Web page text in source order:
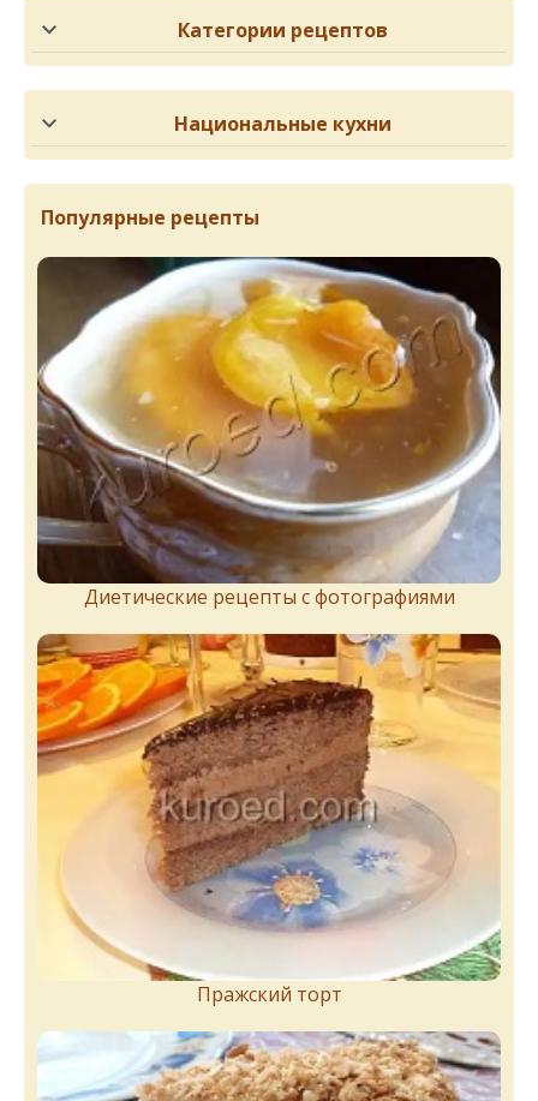
Категории рецептов
Национальные кухни
Популярные рецепты
Диетические рецепты с фотографиями
Пражский торт